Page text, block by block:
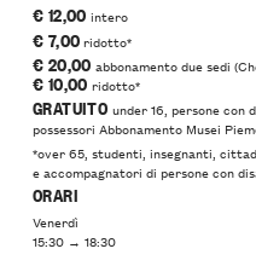
€ 12,00 intero
€ 7,00ridotto*
€ 20,00 abbonamento due sedi
€ 10,00 ridotto*
GRATUITO under 16, persone
possessori Abbonamento Musei
*over 65, studenti, insegnanti,
e accompagnatori di persone con
ORARI
Venerdì
15:30 → 18:30